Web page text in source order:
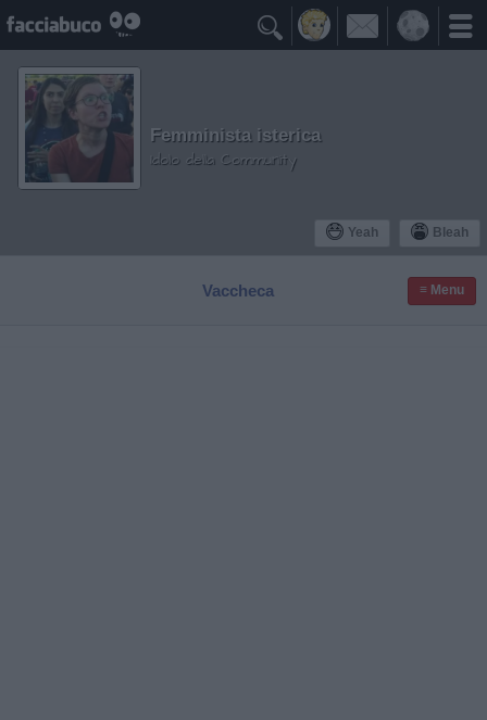

Yeah Bleah
Femminista isterica
Idolo della Community
Vaccheca ≡ Menu